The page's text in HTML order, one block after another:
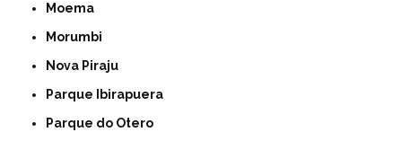
Moema
Morumbi
Nova Piraju
Parque Ibirapuera
Parque do Otero